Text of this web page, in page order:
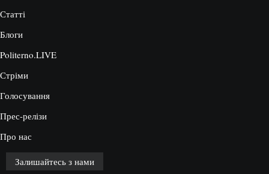
Статті
Блоги
Politerno.LIVE
Стріми
Голосування
Прес-релізи
Про нас
Залишайтесь з нами